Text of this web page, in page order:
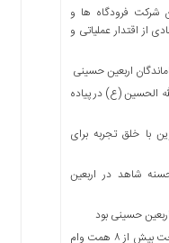
شرکت فرودگاه ها و
از اقتدار عملیاتی و
اربعین حسینی
اباعبدالله الحسین (ع) در پیاده
با خلق تجربه برای
شاهد در اربعین
حسینی بود
در چهار ماه نخست ۱۴۰۵ رقم خورد؛ پرداخت بیش از ۸ همت وام